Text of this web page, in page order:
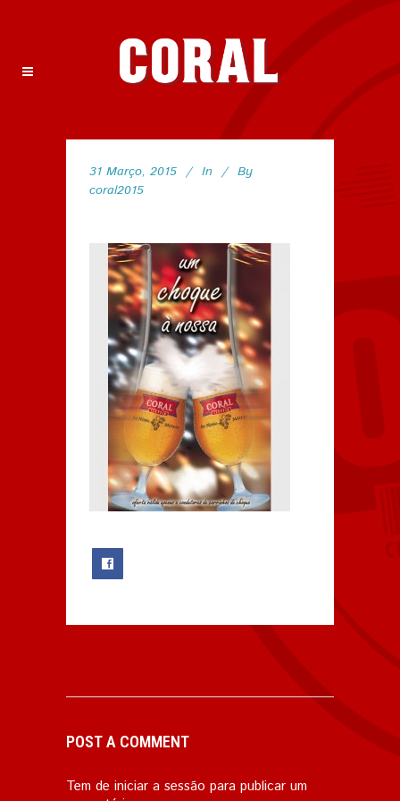
31 Março, 2015 In
By
coral2015
POST A COMMENT
Tem de iniciar a sessão para publicar um